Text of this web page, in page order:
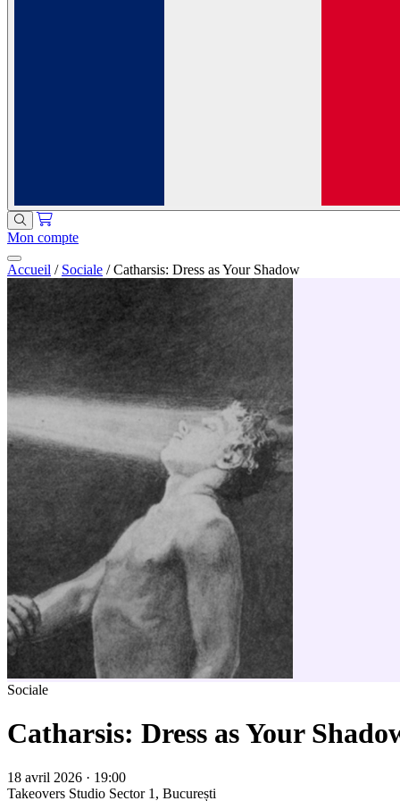
Mon compte
Accueil / Sociale / Catharsis: Dress as Your Shadow
Sociale
Catharsis: Dress as Your
18 avril 2026 · 19:00
Takeovers Studio Sector 1, București